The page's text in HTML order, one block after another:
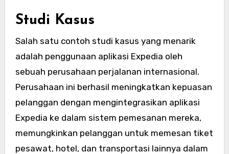
Studi Kasus
Salah satu contoh studi kasus yang menarik
adalah penggunaan aplikasi Expedia oleh
sebuah perusahaan perjalanan internasional.
Perusahaan ini berhasil meningkatkan kepuasan
pelanggan dengan mengintegrasikan aplikasi
Expedia ke dalam sistem pemesanan mereka,
memungkinkan pelanggan untuk memesan tiket
pesawat, hotel, dan transportasi lainnya dalam